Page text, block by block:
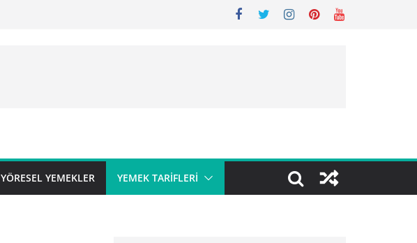
YÖRESEL YEMEKLER YEMEK TARIFLERI